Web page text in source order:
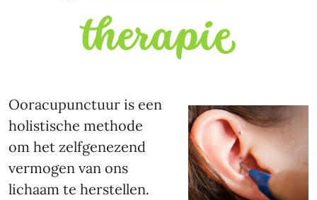
therapie
Ooracupunctuur is een
holistische methode
om het zelfgenezend
vermogen van ons
lichaam te herstellen.